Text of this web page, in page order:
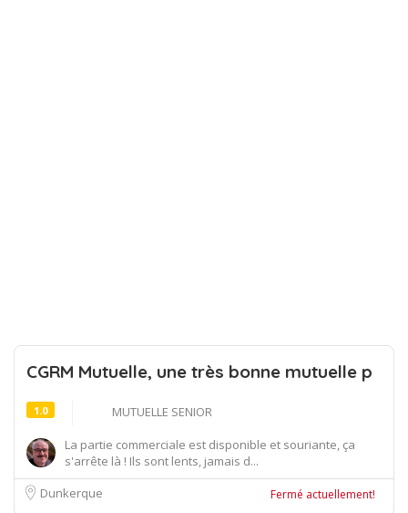
CGRM Mutuelle, une très bonne mutuelle p
1.0
MUTUELLE SENIOR
La partie commerciale est disponible et souriante, ça
s'arrête là ! Ils sont lents, jamais d...
Dunkerque
Fermé actuellement!